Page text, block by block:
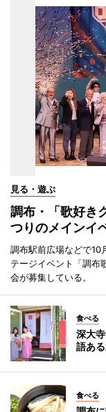
見る・遊ぶ
調布・「歌好き
つりのメインイ
調布駅前広場などで10
テージイベント「調布
会が募集している。
食べる
深大
語あ
食べる